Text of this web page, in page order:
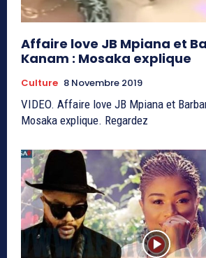
Affaire love JB Mpiana et
Kanam : Mosaka explique
Culture 8 Novembre 2019
VIDEO. Affaire love JB Mpiana et
Mosaka explique. Regardez